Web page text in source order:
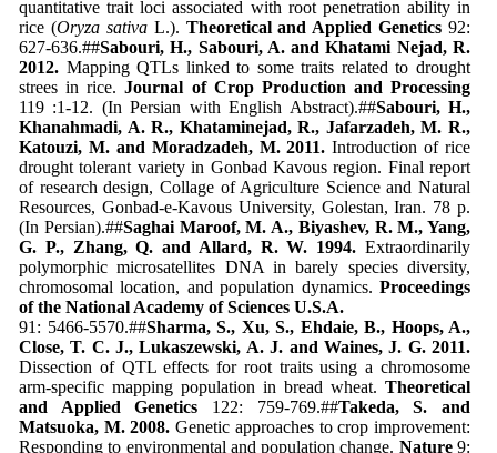
quantitative trait loci associated with root penetration ability in
rice (Oryza sativa L.). Theoretical and Applied Genetics 92:
627-636.##Sabouri, H., Sabouri, A. and Khatami Nejad, R.
2012. Mapping QTLs linked to some traits related to drought
strees in rice.Journal of Crop Production and Processing
119 :1-12. (In Persian with English Abstract).##Sabouri, H.,
Khanahmadi, A. R., Khataminejad, R., Jafarzadeh, M. R.,
Katouzi, M. and Moradzadeh, M. 2011. Introduction of rice
drought tolerant variety in Gonbad Kavous region. Final report
of research design, Collage of Agriculture Science and Natural
Resources, Gonbad-e-Kavous University, Golestan, Iran. 78 p.
(In Persian).##Saghai Maroof, M. A., Biyashev, R. M., Yang,
G. P., Zhang, Q. and Allard, R. W. 1994. Extraordinarily
polymorphic microsatellites DNA in barely species diversity,
chromosomal location, and population dynamics. Proceedings
of the National Academy of Sciences U.S.A.
91: 5466-5570.##Sharma, S., Xu, S., Ehdaie, B., Hoops, A.,
Close, T. C. J., Lukaszewski, A. J. and Waines, J. G. 2011.
Dissection of QTL effects for root traits using a chromosome
arm-specific mapping population in bread wheat. Theoretical
and Applied Genetics 122: 759-769.##Takeda, S. and
Matsuoka, M. 2008.Genetic approaches to crop improvement:
Responding to environmental and population change. Nature9: